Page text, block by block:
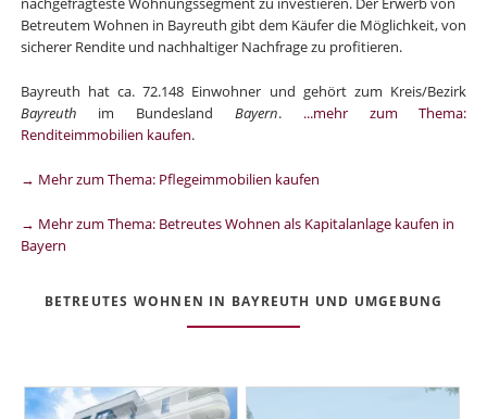
Betreutem Wohnen in Bayreuth gibt dem Käufer die Möglichkeit, von
sicherer Rendite und nachhaltiger Nachfrage zu profitieren.
Bayreuth hat ca. 72.148 Einwohner und gehört zum Kreis/Bezirk
Bayreuth im Bundesland Bayern. ...mehr zum Thema:
Renditeimmobilien kaufen.
→ Mehr zum Thema: Pflegeimmobilien kaufen
→ Mehr zum Thema: Betreutes Wohnen als Kapitalanlage kaufen in
Bayern
BETREUTES WOHNEN IN BAYREUTH UND UMGEBUNG